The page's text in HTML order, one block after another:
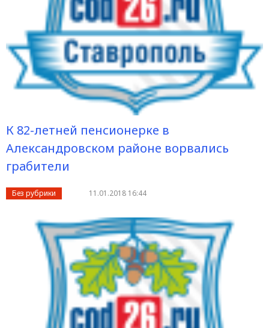
К 82-летней пенсионерке в
Александровском районе ворвались
грабители
Без рубрики 11.01.2018 16:44